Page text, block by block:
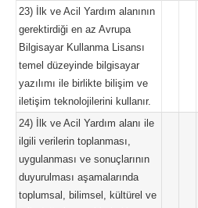
23) İlk ve Acil Yardım alanının
gerektirdiği en az Avrupa
Bilgisayar Kullanma Lisansı
temel düzeyinde bilgisayar
yazılımı ile birlikte bilişim ve
iletişim teknolojilerini kullanır.
24) İlk ve Acil Yardım alanı ile
ilgili verilerin toplanması,
uygulanması ve sonuçlarının
duyurulması aşamalarında
toplumsal, bilimsel, kültürel ve